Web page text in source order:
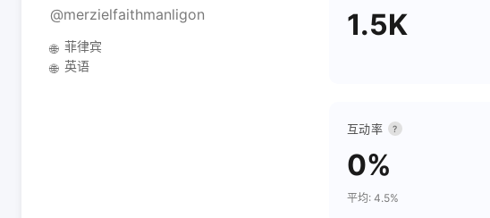
@merzielfaithmanligon
🌐 菲律宾
🌐 英语
1.5K
互动率 ?
0%
平均: 4.5%